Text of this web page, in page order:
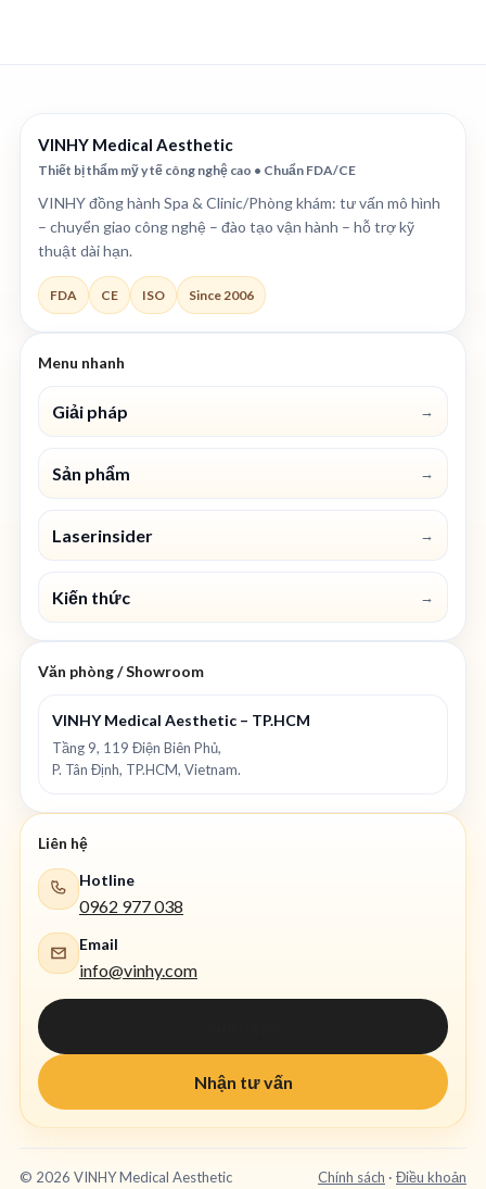
VINHY Medical Aesthetic
Thiết bị thẩm mỹ y tế công nghệ cao • Chuẩn FDA/CE
VINHY đồng hành Spa & Clinic/Phòng khám: tư vấn mô hình
– chuyển giao công nghệ – đào tạo vận hành – hỗ trợ kỹ
thuật dài hạn.
FDA CE ISO Since 2006
Menu nhanh
Giải pháp →
Sản phẩm →
Laserinsider →
Kiến thức →
Văn phòng / Showroom
VINHY Medical Aesthetic – TP.HCM
Tầng 9, 119 Điện Biên Phủ,
P. Tân Định, TP.HCM, Vietnam.
Liên hệ
Hotline
0962 977 038
Email
info@vinhy.com
Nhận tư vấn
© 2026 VINHY Medical Aesthetic Chính sách · Điều khoản